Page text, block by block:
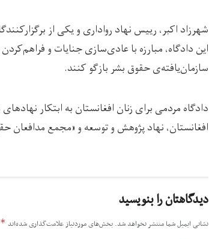
شهرزاد اکبر، رییس نهاد رواداری و یکی از
این دادگاه، مبارزه با عادی‌سازی جنایات و
سازمان‌یافته‌ی حقوق بشر بازگو کنند.
دادگاه مردمی برای زنان افغانستان به ابتکار
افغانستان، نهاد پژوهش و توسعه و «مجمع مدافعان
دیدگاهتان را بنویسید
نشانی ایمیل شما منتشر نخواهد شد. بخش‌های موردنیاز علامت‌گذاری شده‌اند *